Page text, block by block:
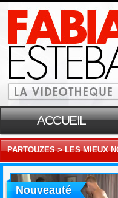
ACCUEIL
PARTOUZES > LES MIEUX
Nouveauté